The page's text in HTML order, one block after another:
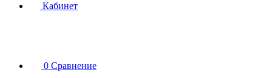
Кабинет
0 Сравнение